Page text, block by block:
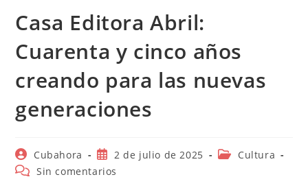
Casa Editora Abril:
Cuarenta y cinco años
creando para las nuevas
generaciones
Autor
de
la
Cubahora
Publicación
de
2 de julio de 2025
Categoría
Cultura
Comentarios
Sin comentarios